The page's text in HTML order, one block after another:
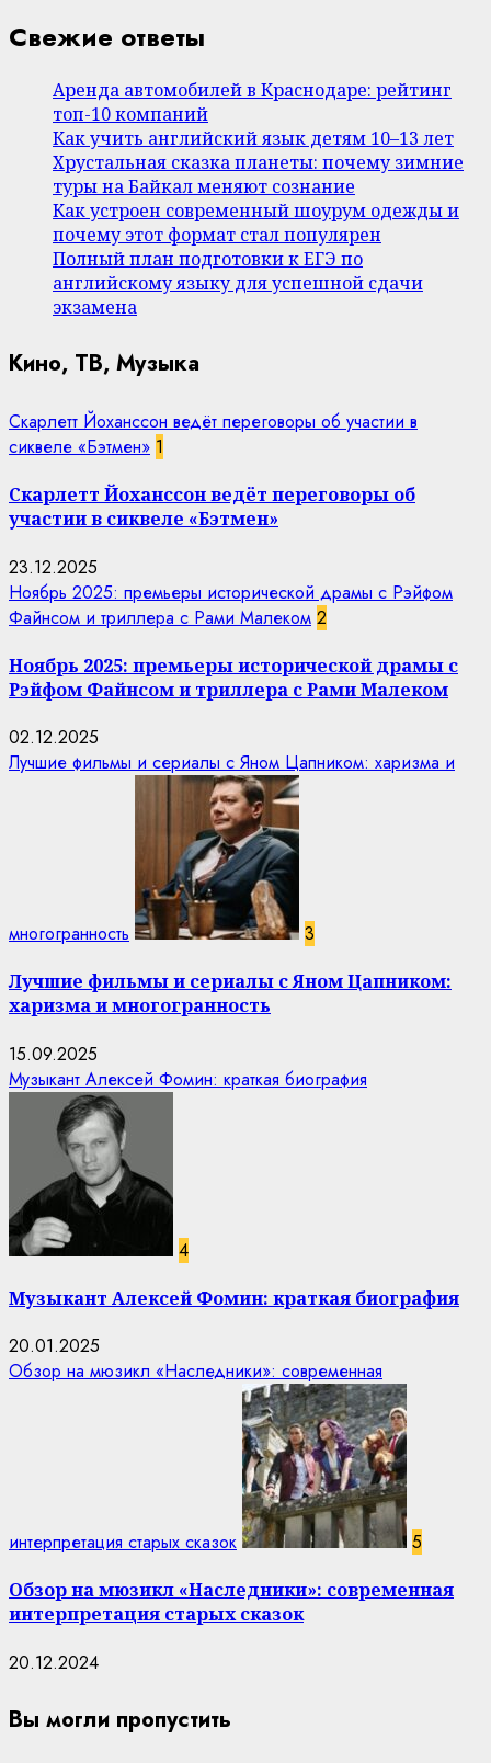
Свежие ответы
Аренда автомобилей в Краснодаре: рейтинг
топ-10 компаний
Как учить английский язык детям 10–13 лет
Хрустальная сказка планеты: почему зимние
туры на Байкал меняют сознание
Как устроен современный шоурум одежды и
почему этот формат стал популярен
Полный план подготовки к ЕГЭ по
английскому языку для успешной сдачи
экзамена
Кино, ТВ, Музыка
Скарлетт Йоханссон ведёт переговоры об участии в
сиквеле «Бэтмен» 1
Скарлетт Йоханссон ведёт переговоры об
участии в сиквеле «Бэтмен»
23.12.2025
Ноябрь 2025: премьеры исторической драмы с Рэйфом
Файнсом и триллера с Рами Малеком 2
Ноябрь 2025: премьеры исторической драмы с
Рэйфом Файнсом и триллера с Рами Малеком
02.12.2025
Лучшие фильмы и сериалы с Яном Цапником: харизма и
многогранность 3
Лучшие фильмы и сериалы с Яном Цапником:
харизма и многогранность
15.09.2025
Музыкант Алексей Фомин: краткая биография
4
Музыкант Алексей Фомин: краткая биография
20.01.2025
Обзор на мюзикл «Наследники»: современная
интерпретация старых сказок 5
Обзор на мюзикл «Наследники»: современная
интерпретация старых сказок
20.12.2024
Вы могли пропустить